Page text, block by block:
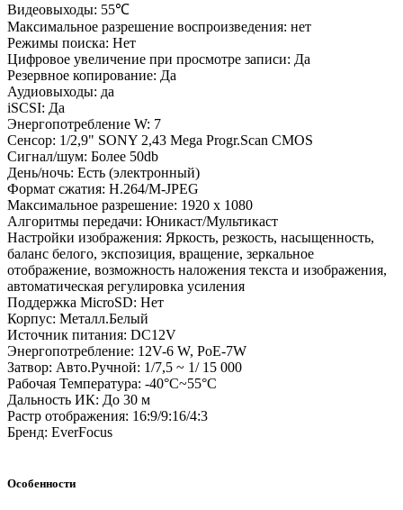
Видеовыходы: 55℃
Максимальное разрешение воспроизведения: нет
Режимы поиска: Нет
Цифровое увеличение при просмотре записи: Да
Резервное копирование: Да
Аудиовыходы: да
iSCSI: Да
Энергопотребление W: 7
Сенсор: 1/2,9" SONY 2,43 Mega Progr.Scan CMOS
Сигнал/шум: Более 50db
День/ночь: Есть (электронный)
Формат сжатия: H.264/M-JPEG
Максимальное разрешение: 1920 х 1080
Алгоритмы передачи: Юникаст/Мультикаст
Настройки изображения: Яркость, резкость, насыщенность,
баланс белого, экспозиция, вращение, зеркальное
отображение, возможность наложения текста и изображения,
автоматическая регулировка усиления
Поддержка MicroSD: Нет
Корпус: Металл.Белый
Источник питания: DC12V
Энергопотребление: 12V-6 W, PoE-7W
Затвор: Авто.Ручной: 1/7,5 ~ 1/ 15 000
Рабочая Температура: -40°C~55°C
Дальность ИК: До 30 м
Растр отображения: 16:9/9:16/4:3
Бренд: EverFocus
Особенности